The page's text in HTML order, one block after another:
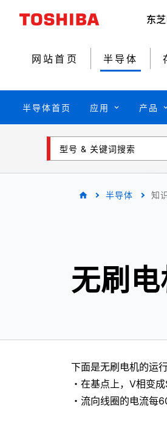
网站首页 半导体
半导体首页 应用 产品
型号 & 关键词搜索
半导体 知
无刷
下面是无刷电机的运
・在基点上，V相变
・流向线圈的电流每